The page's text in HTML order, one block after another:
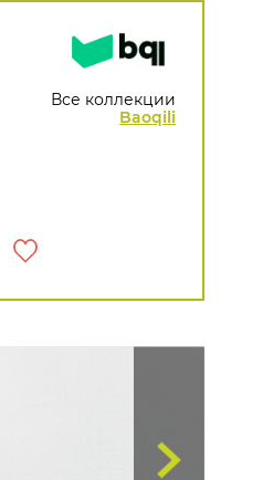
York
Bartalucci
AS Creation
Grandeco
Все коллекции
Baoqili